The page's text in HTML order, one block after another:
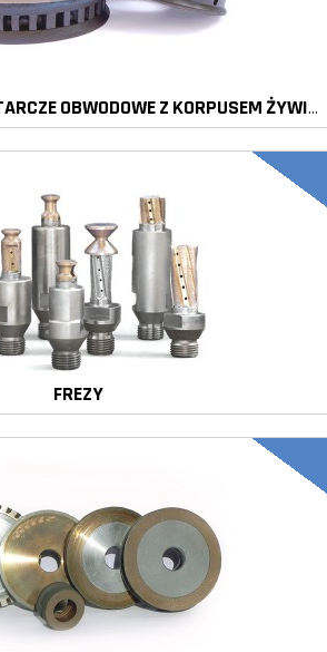
REBO DIAMENTOWE TARCZE OBWODOWE Z KORPUSEM ŻYWICZNYM
FREZY